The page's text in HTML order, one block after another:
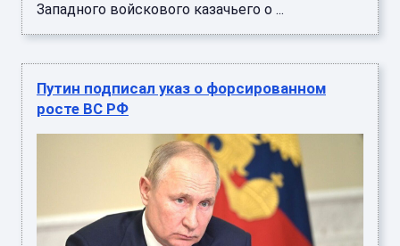
Западного войскового казачьего о ...
Путин подписал указ о форсированном
росте ВС РФ